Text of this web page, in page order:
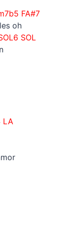
oh
SOL
LA